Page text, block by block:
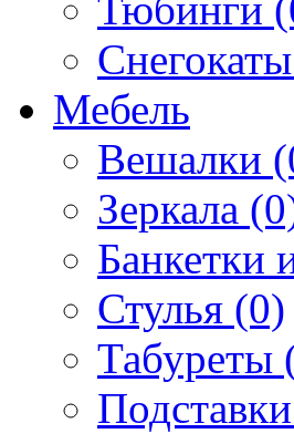
Мебель
Вешалки
Зеркала
Банкетки
Стулья (0)
Табуреты